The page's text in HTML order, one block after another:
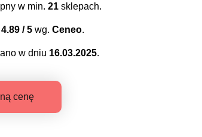
w min. 21 sklepach.
4.89 / 5 wg. Ceneo.
w dniu 16.03.2025.
cenę